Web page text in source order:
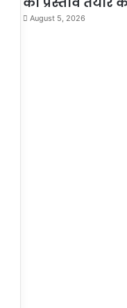
August 5, 2026